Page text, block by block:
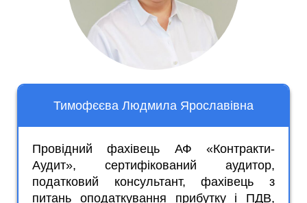
Тимофєєва Людмила Ярославівна
Провідний фахівець АФ «Контракти-
Аудит», сертифікований аудитор,
податковий консультант, фахівець з
питань оподаткування прибутку і ПДВ,